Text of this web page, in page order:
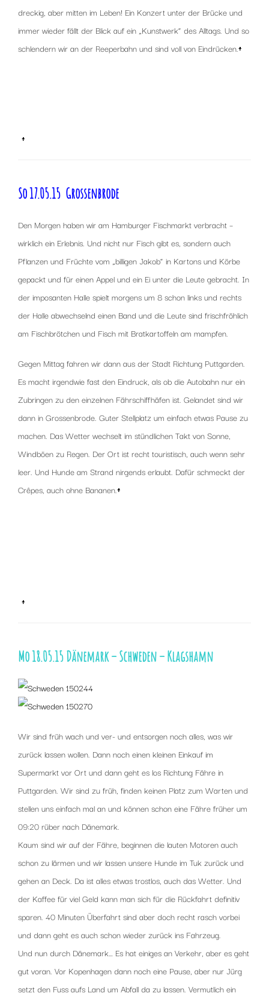
dreckig, aber mitten im Leben! Ein Konzert unter der Brücke und
immer wieder fällt der Blick auf ein „Kunstwerk“ des Alltags. Und so
schlendern wir an der Reeperbahn und sind voll von Eindrücken.↑
↑
So 17.05.15 Grossenbrode
Den Morgen haben wir am Hamburger Fischmarkt verbracht –
wirklich ein Erlebnis. Und nicht nur Fisch gibt es, sondern auch
Pflanzen und Früchte vom „billigen Jakob“ in Kartons und Körbe
gepackt und für einen Appel und ein Ei unter die Leute gebracht. In
der imposanten Halle spielt morgens um 8 schon links und rechts
der Halle abwechselnd einen Band und die Leute sind frischfröhlich
am Fischbrötchen und Fisch mit Bratkartoffeln am mampfen.
Gegen Mittag fahren wir dann aus der Stadt Richtung Puttgarden.
Es macht irgendwie fast den Eindruck, als ob die Autobahn nur ein
Zubringen zu den einzelnen Fährschiffhäfen ist. Gelandet sind wir
dann in Grossenbrode. Guter Stellplatz um einfach etwas Pause zu
machen. Das Wetter wechselt im stündlichen Takt von Sonne,
Windböen zu Regen. Der Ort ist recht touristisch, auch wenn sehr
leer. Und Hunde am Strand nirgends erlaubt. Dafür schmeckt der
Crêpes, auch ohne Bananen.↑
↑
Mo 18.05.15 Dänemark – Schweden – Klagshamn
Wir sind früh wach und ver- und entsorgen noch alles, was wir
zurück lassen wollen. Dann noch einen kleinen Einkauf im
Supermarkt vor Ort und dann geht es los Richtung Fähre in
Puttgarden. Wir sind zu früh, finden keinen Platz zum Warten und
stellen uns einfach mal an und können schon eine Fähre früher um
09:20 rüber nach Dänemark.
Kaum sind wir auf der Fähre, beginnen die lauten Motoren auch
schon zu lärmen und wir lassen unsere Hunde im Tuk zurück und
gehen an Deck. Da ist alles etwas trostlos, auch das Wetter. Und
der Kaffee für viel Geld kann man sich für die Rückfahrt definitiv
sparen. 40 Minuten Überfahrt sind aber doch recht rasch vorbei
und dann geht es auch schon wieder zurück ins Fahrzeug.
Und nun durch Dänemark… Es hat einiges an Verkehr, aber es geht
gut voran. Vor Kopenhagen dann noch eine Pause, aber nur Jürg
setzt den Fuss aufs Land um Abfall da zu lassen. Vermutlich ein